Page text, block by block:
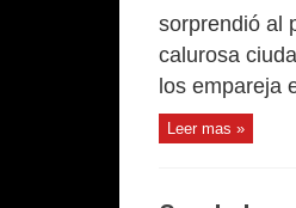
sorprendió al
calurosa
los empareja
Leer mas »